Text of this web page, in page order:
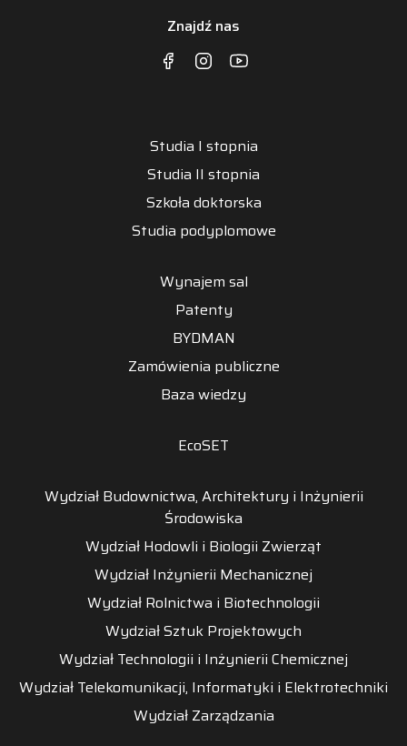
Znajdź nas
Studia I stopnia
Studia II stopnia
Szkoła doktorska
Studia podyplomowe
Wynajem sal
Patenty
BYDMAN
Zamówienia publiczne
Baza wiedzy
EcoSET
Wydział Budownictwa, Architektury i Inżynierii
Środowiska
Wydział Hodowli i Biologii Zwierząt
Wydział Inżynierii Mechanicznej
Wydział Rolnictwa i Biotechnologii
Wydział Sztuk Projektowych
Wydział Technologii i Inżynierii Chemicznej
Wydział Telekomunikacji, Informatyki i Elektrotechniki
Wydział Zarządzania